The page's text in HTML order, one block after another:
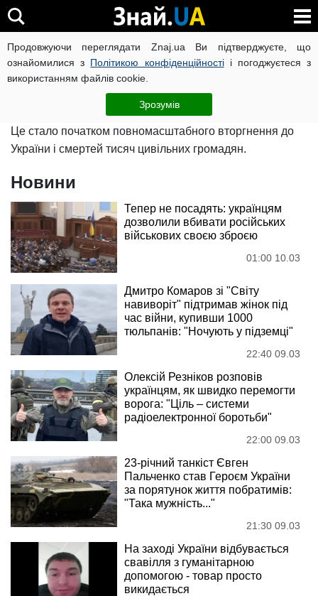
Продовжуючи переглядати Znaj.ua Ви підтверджуєте, що
ознайомилися з Політикою конфіденційностіі погоджуєтеся з
використанням файлів cookie.
Зрозумів
Війна росії проти України
24 лютого російський диктатор оголосив про початок
"спеціальної військової операції" проти України.
Це стало початком повномасштабного вторгнення до
України і смертей тисяч цивільних громадян.
Новини
Тепер не посадять: українцям
дозволили вбивати російських
військових своєю зброєю
01:00 10.03
Дмитро Комаров зі "Світу
навиворіт" підтримав жінок під
час війни, купивши 1000
тюльпанів: "Ночують у підземці"
22:40 09.03
Олексій Резніков розповів
українцям, як швидко перемогти
ворога: "Ціль – системи
радіоелектронної боротьби"
22:00 09.03
23-річний танкіст Євген
Пальченко став Героєм України
за порятунок життя побратимів:
"Така мужність..."
21:30 09.03
На заході України відбувається
свавілля з гуманітарною
допомогою - товар просто
викидається